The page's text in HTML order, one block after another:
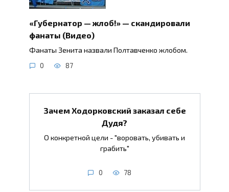
«Губернатор — жлоб!» — скандировали
фанаты (Видео)
Фанаты Зенита назвали Полтавченко жлобом.
0 87
Зачем Ходорковский заказал себе
Дудя?
О конкретной цели - "воровать, убивать и
грабить"
0 78